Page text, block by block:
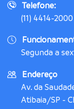
Telefone:
(11) 4414-2000
Segunda a
Endereço
Av. da
Atibaia/SP -